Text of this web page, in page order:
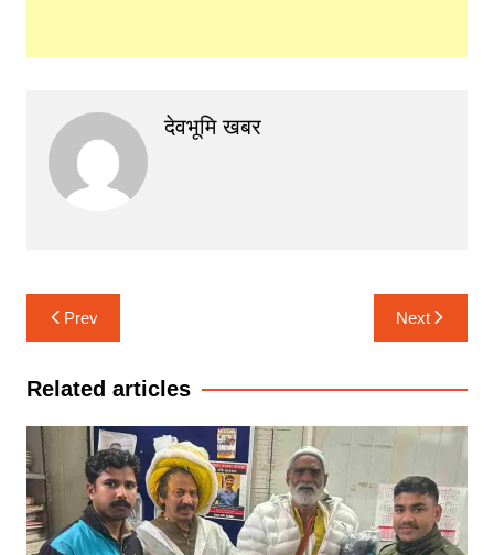
देवभूमि खबर
Post
navigation
Prev Next
Related articles